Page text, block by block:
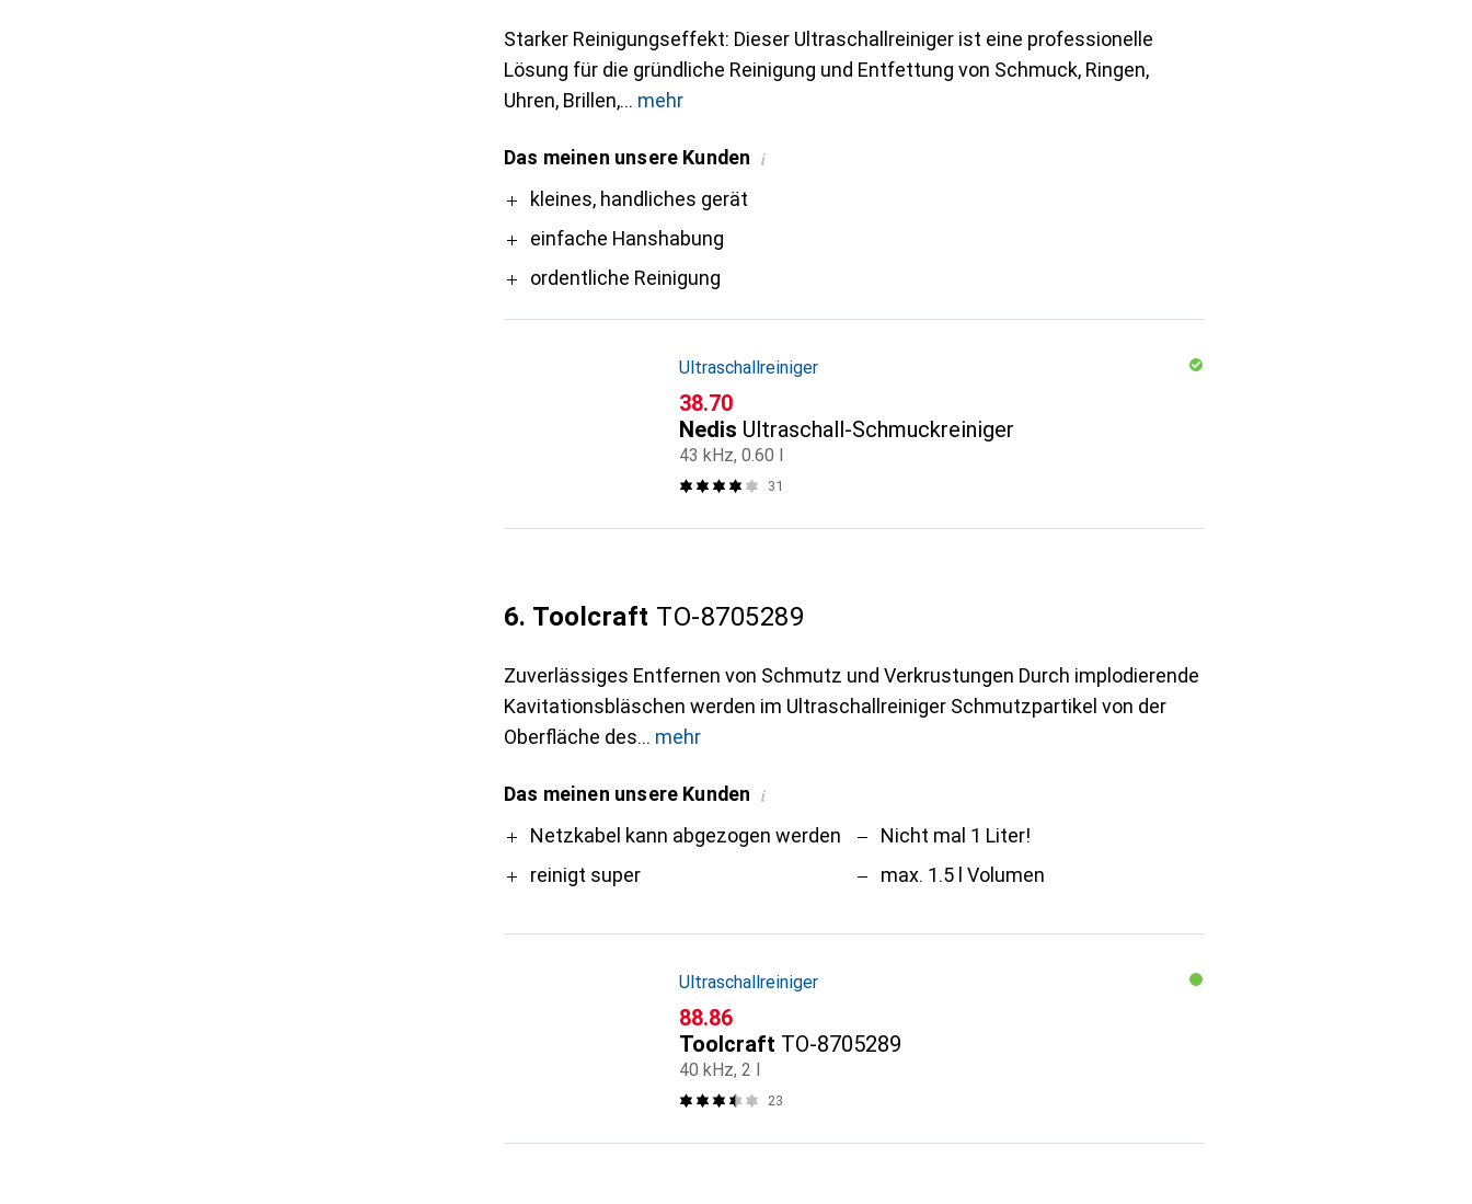
Starker Reinigungseffekt: Dieser Ultraschallreiniger ist eine professionelle
Lösung für die gründliche Reinigung und Entfettung von Schmuck, Ringen,
Uhren, Brillen,
mehr
Das meinen unsere Kunden i
Prokleines, handliches gerät
einfache Hanshabung
ordentliche Reinigung
Ultraschallreiniger
CHF
38.70
Nedis Ultraschall-Schmuckreiniger
43 kHz, 0.60 l
31
6. Toolcraft TO-8705289
Zuverlässiges Entfernen von Schmutz und Verkrustungen Durch implodierende
Kavitationsbläschen werden im Ultraschallreiniger Schmutzpartikel von der
Oberfläche des
mehr
Das meinen unsere Kunden i
ProNetzkabel kann abgezogen werden
reinigt super
Contra
Nicht mal 1 Liter!
max. 1.5 l Volumen
Ultraschallreiniger
CHF
88.86
Toolcraft TO-8705289
40 kHz, 2 l
23